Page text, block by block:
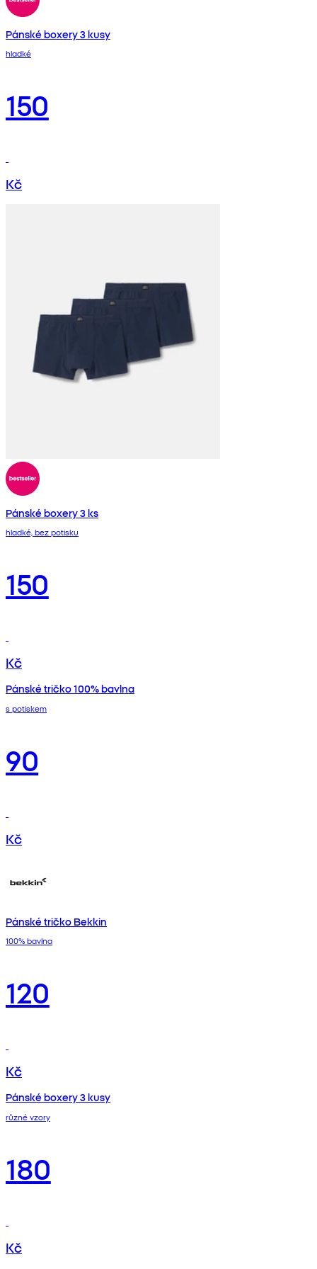
Pánské boxery 3 kusy
hladké
150
Kč
Pánské boxery 3 ks
hladké, bez potisku
150
Kč
Pánské tričko 100% bavlna
s potiskem
90
Kč
Pánské tričko Bekkin
100% bavlna
120
Kč
Pánské boxery 3 kusy
různé vzory
180
Kč